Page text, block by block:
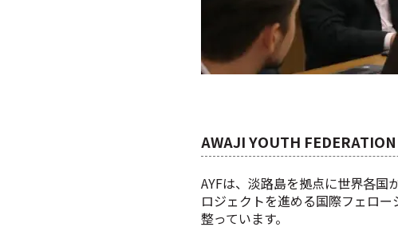
AWAJI YOUTH
AYFは、淡路島を拠点に世界各
ロジェクトを進める国際フェロ
整っています。